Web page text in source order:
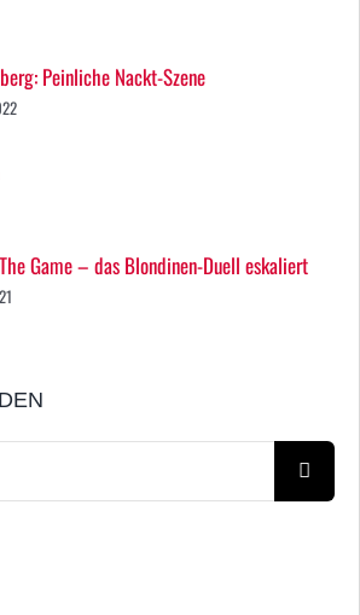
Peinliche Nackt-Szene
Game – das Blondinen-Duell eskaliert